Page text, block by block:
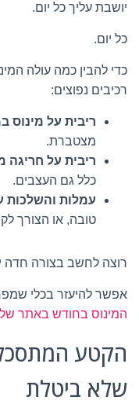
יושבת עליך כל יום.
כל יום.
כדי להבין כמה עולה
רכיבים נפוצים:
ריבית על מינוס
מצטברת.
ריבית על
כלל גם העצבים.
עמלות והשלכות
טובה, או הצורך
רוצה לחשב בצורה חדה
אפשר להיעזר בכלי
המינוס בחודש באתר של
הקטע
שלא ביטלת